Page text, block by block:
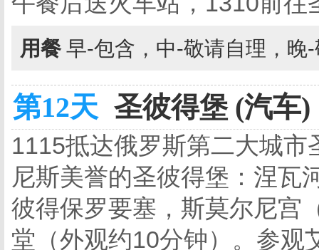
用餐 早-包含，中-敬请自理，晚
第12天 圣彼得堡 (汽车)
1115抵达俄罗斯第二大城
尼斯美誉的圣彼得堡：涅瓦
彼得保罗要塞，斯莫尔尼宫
堂（外观约10分钟）。参